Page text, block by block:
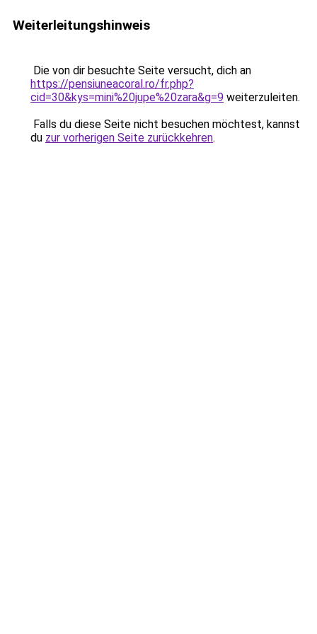
Weiterleitungshinweis
Die von dir besuchte Seite versucht, dich an
https://pensiuneacoral.ro/fr.php?
cid=30&kys=mini%20jupe%20zara&g=9 weiterzuleiten.
Falls du diese Seite nicht besuchen möchtest, kannst
du zur vorherigen Seite zurückkehren.